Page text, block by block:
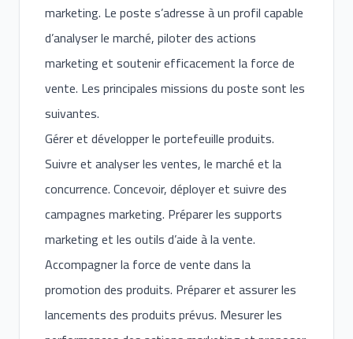
marketing. Le poste s’adresse à un profil capable
d’analyser le marché, piloter des actions
marketing et soutenir efficacement la force de
vente. Les principales missions du poste sont les
suivantes.
Gérer et développer le portefeuille produits.
Suivre et analyser les ventes, le marché et la
concurrence. Concevoir, déployer et suivre des
campagnes marketing. Préparer les supports
marketing et les outils d’aide à la vente.
Accompagner la force de vente dans la
promotion des produits. Préparer et assurer les
lancements des produits prévus. Mesurer les